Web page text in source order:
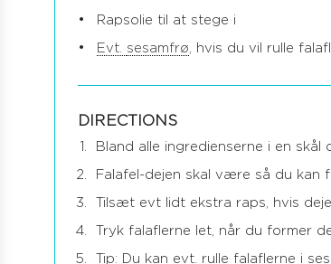
Rapsolie til at stege i
Evt. sesamfrø , hvis du vil rulle
DIRECTIONS
Bland alle ingredienserne i en
Falafel-dejen skal være så du kan
Tilsæt evt lidt ekstra raps, hvis
Tryk falaflerne let, når du former
Tip: Du kan evt. rulle falaflerne i